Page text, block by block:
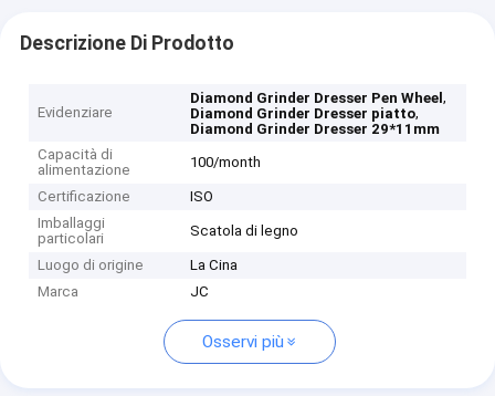
Descrizione Di Prodotto
Evidenziare
Diamond Grinder Dresser Pen Wheel,
Diamond Grinder Dresser piatto,
Diamond Grinder Dresser 29*11mm
Capacità di
alimentazione
100/month
Certificazione
ISO
Imballaggi
particolari
Scatola di legno
Luogo di origine
La Cina
Marca
JC
Osservi più